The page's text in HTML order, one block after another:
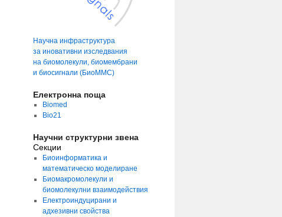
Научна инфраструктура
за иновативни изследвания
на биомолекули, биомембрани
и биосигнали (БиоММС)
Електронна поща
Biomed
Bio21
Научни структурни звена
Секции
Биоинформатика и
математическо моделиране
Биомакромолекули и
биомолекулни взаимодействия
Електроиндуцирани и
адхезивни свойства